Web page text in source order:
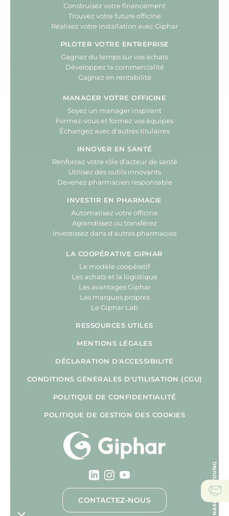
Construisez votre financement
Trouvez votre future officine
Réalisez votre installation avec Giphar
PILOTER VOTRE ENTREPRISE
Gagnez du temps sur vos achats
Développez la commercialité
Gagnez en rentabilité
MANAGER VOTRE OFFICINE
Soyez un manager inspirant
Formez-vous et formez vos équipes
Échangez avec d'autres titulaires
INNOVER EN SANTÉ
Renforcez votre rôle d’acteur de santé
Utilisez des outils innovants
Devenez pharmacien responsable
INVESTIR EN PHARMACIE
Automatisez votre officine
Agrandissez ou transférez
Investissez dans d'autres pharmacies
LA COOPÉRATIVE GIPHAR
Le modèle coopératif
Les achats et la logistique
Les avantages Giphar
Les marques propres
Le Giphar Lab
RESSOURCES UTILES
MENTIONS LÉGALES
DÉCLARATION D'ACCESSIBILITÉ
CONDITIONS GÉNÉRALES D'UTILISATION (CGU)
POLITIQUE DE CONFIDENTIALITÉ
POLITIQUE DE GESTION DES COOKIES
CONTACTEZ-NOUS